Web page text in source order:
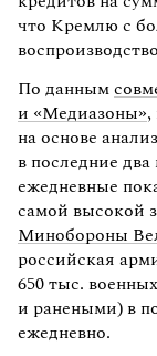
что Кремлю с
По данным
и «Медиазоны»,
на основе
в последние
ежедневные
самой высокой
Минобороны
российская
650 тыс.
и ранеными) в
ежедневно.